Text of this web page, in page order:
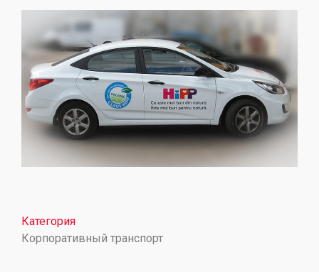
Категория
Корпоративный транспорт